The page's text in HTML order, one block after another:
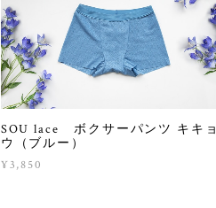
SOU lace ボクサーパンツ キキョ
ウ（ブルー）
¥3,850